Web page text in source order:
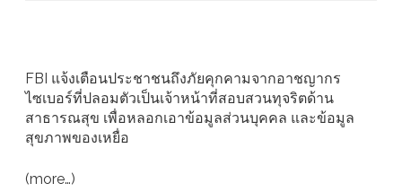
FBI แจ้งเตือนประชาชนถึงภัยคุกคามจากอาชญากร
ไซเบอร์ที่ปลอมตัวเป็นเจ้าหน้าที่สอบสวนทุจริตด้าน
สาธารณสุข เพื่อหลอกเอาข้อมูลส่วนบุคคล และข้อมูล
สุขภาพของเหยื่อ
(more…)